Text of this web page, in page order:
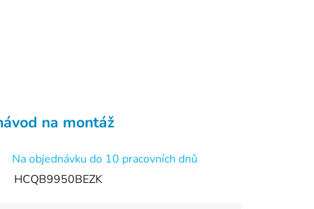
na montáž
Na objednávku do 10 pracovních dnů
HCQB9950BEZK